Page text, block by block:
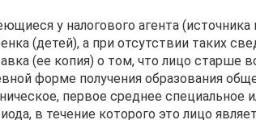
у налогового агента
(детей), а при отсутствии таких
(ее копия) о том, что лицо старше
форме получения образования
первое среднее
в течение которого это лицо